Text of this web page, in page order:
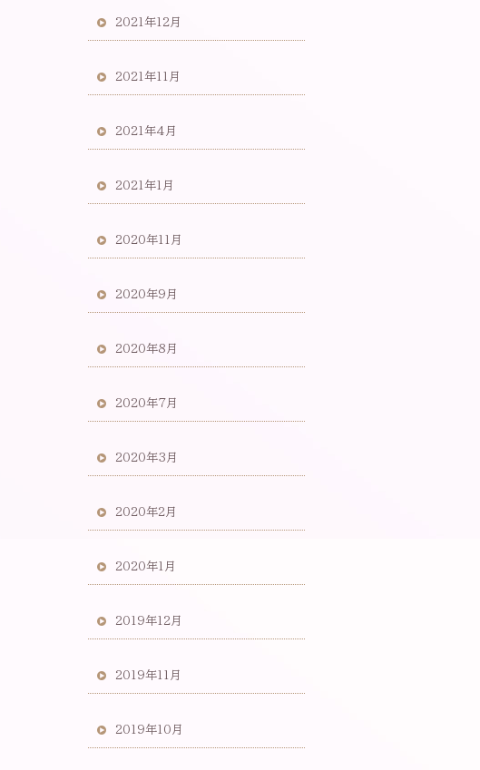
2021年12月
2021年11月
2021年4月
2021年1月
2020年11月
2020年9月
2020年8月
2020年7月
2020年3月
2020年2月
2020年1月
2019年12月
2019年11月
2019年10月